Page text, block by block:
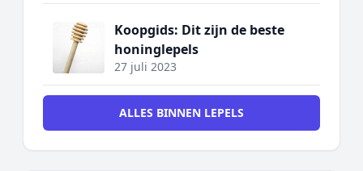
Koopgids: Dit zijn de beste
honinglepels
27 juli 2023
ALLES BINNEN LEPELS